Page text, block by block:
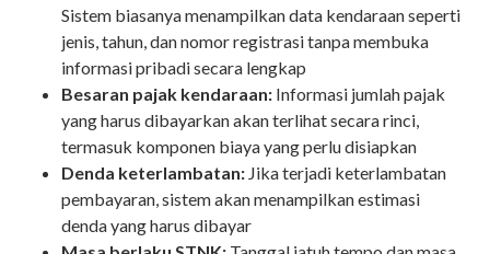
Sistem biasanya menampilkan data kendaraan seperti
jenis, tahun, dan nomor registrasi tanpa membuka
informasi pribadi secara lengkap
Besaran pajak kendaraan: Informasi jumlah pajak
yang harus dibayarkan akan terlihat secara rinci,
termasuk komponen biaya yang perlu disiapkan
Denda keterlambatan: Jika terjadi keterlambatan
pembayaran, sistem akan menampilkan estimasi
denda yang harus dibayar